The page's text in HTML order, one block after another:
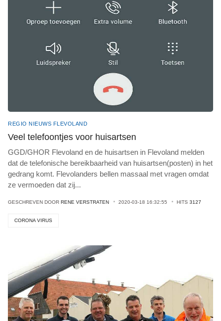
REGIO NIEUWS FLEVOLAND
Veel telefoontjes voor huisartsen
GGD/GHOR Flevoland en de huisartsen in Flevoland melden
dat de telefonische bereikbaarheid van huisartsen(posten) in het
gedrang komt. Flevolanders bellen massaal met vragen omdat
ze vermoeden dat zij...
GESCHREVEN DOOR RENE VERSTRATEN 2020-03-18 16:32:55 HITS 3127
CORONA VIRUS